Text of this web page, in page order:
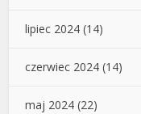
lipiec 2024 (14)
czerwiec 2024 (14)
maj 2024 (22)